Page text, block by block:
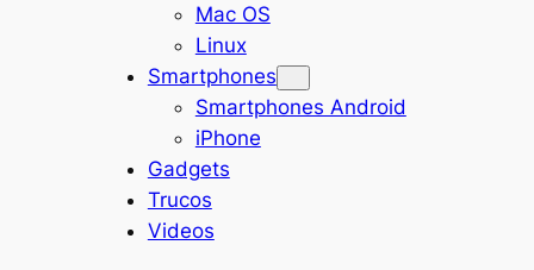
Mac OS
Linux
Smartphones
Smartphones Android
iPhone
Gadgets
Trucos
Videos